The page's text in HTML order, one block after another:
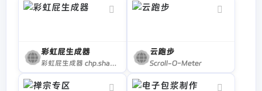
彩虹屁生成器
彩虹屁生成器 chp.shadiao.app
云跑步
Scroll-O-Meter